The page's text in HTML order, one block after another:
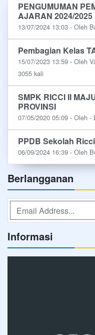
PENGUMUMAN
AJARAN 2024/2025
13/07/2024 13:03 - Oleh
Pembagian Kelas
15/07/2023 13:59 - Oleh
3055 kali
SMPK RICCI II
PROVINSI
07/05/2020 05:09 - Oleh -
PPDB Sekolah
06/09/2024 16:39 - Oleh
Berlangganan
Informasi